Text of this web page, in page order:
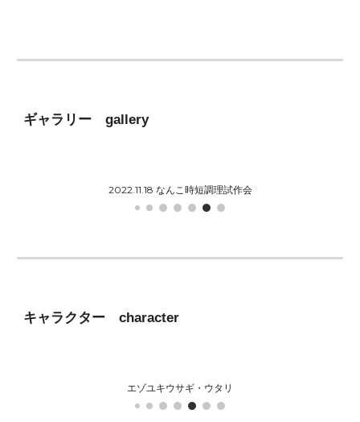
ギャラリー gallery
2022.11.18 なんこ時短調理試作会
キャラクター character
エゾユキウサギ・ウタリ